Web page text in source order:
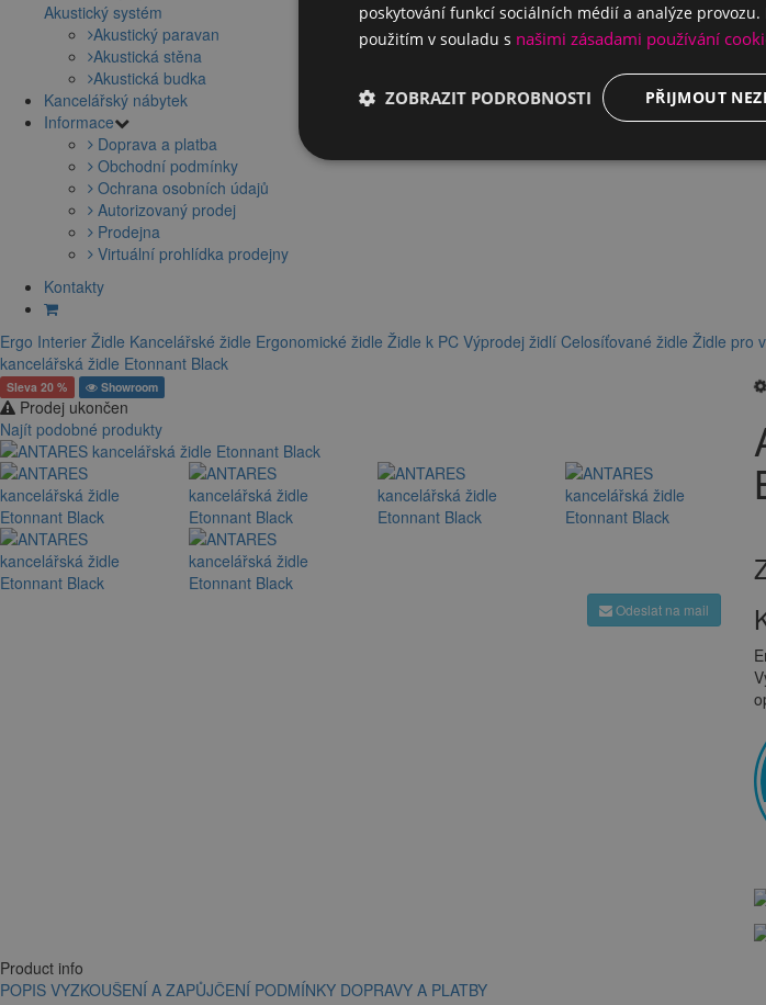
Akustický systém
Akustický paravan
Akustická stěna
Akustická budka
Kancelářský nábytek
Informace
Doprava a platba
Obchodní podmínky
Ochrana osobních údajů
Autorizovaný prodej
Prodejna
Virtuální prohlídka prodejny
Kontakty
Ergo Interier Židle Kancelářské židle Ergonomické židle Židle k PC Výprodej židlí Celosíťované židle Židle pro
kancelářská židle Etonnant Black
Sleva 20 % Showroom
Prodej ukončen
Najít podobné produkty
Odeslat na mail
Product info
POPIS VYZKOUŠENÍ A ZAPŮJČENÍ PODMÍNKY DOPRAVY A PLATBY
poskytování funkcí sociálních médií a analýze
použitím v souladu s našimi zásadami používání
PŘIJMOUT
ZOBRAZIT PODROBNOSTI